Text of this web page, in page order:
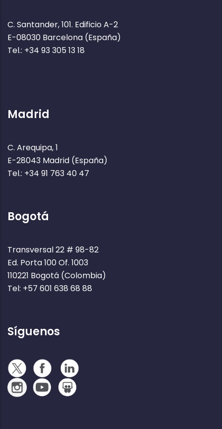
C. Santander, 101. Edificio A-2
E-08030 Barcelona (España)
Tel.: +34 93 305 13 18
Madrid
C. Arequipa, 1
E-28043 Madrid (España)
Tel.: +34 91 763 40 47
Bogotá
Transversal 22 # 98-82
Ed. Porta 100 Of. 1003
110221 Bogotá (Colombia)
Tel: +57 601 638 68 88
Síguenos